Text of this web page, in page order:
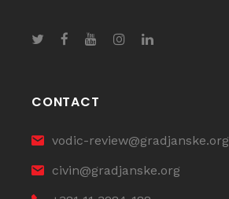
CONTACT
vodic-review@gradjanske.org
civin@gradjanske.org